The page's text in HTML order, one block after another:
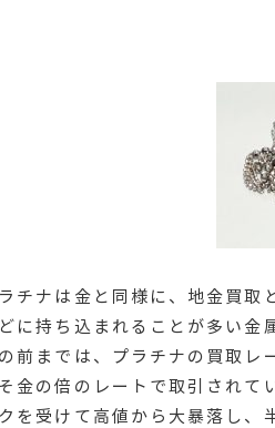
チナは金と同様に、地金買取
に持ち込まれることが多い金
前までは、プラチナの買取レ
金の倍のレートで取引されて
を受けて高値から大暴落し、